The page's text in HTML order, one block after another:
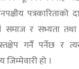
पत्रकारिताको
समाज र सभ्यता
गर्नै पर्नेछ र
जिम्मेवारी हो ।